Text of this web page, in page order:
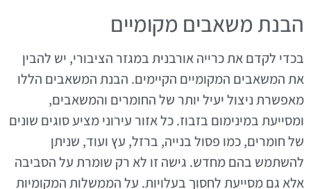
הבנת משאבים מקומיים
בכדי לקדם את כרייה אורבנית במגזר הציבורי, יש להבין
את המשאבים המקומיים הקיימים. הבנת המשאבים הללו
מאפשרת ניצול יעיל יותר של החומרים והמשאבים,
ומסייעת במינימום בזבוז. כל אזור עירוני מציע סוגים שונים
של חומרים, כמו פסול בנייה, ברזל, עץ ועוד, שניתן
להשתמש בהם מחדש. גישה זו לא רק שומרת על הסביבה
אלא גם מסייעת לחסוך בעלויות. על הממשלות המקומיות